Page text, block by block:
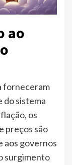
ao
forneceram
do sistema
os
preços são
aos governos
surgimento